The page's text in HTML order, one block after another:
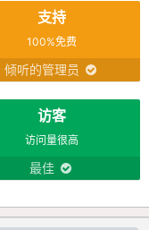
支持
100%免费
倾听的管理员
访客
访问量很高
最佳